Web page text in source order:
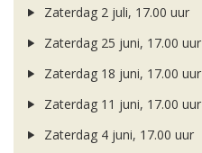
Zaterdag 2 juli, 17.00 uur
Zaterdag 25 juni, 17.00 uur
Zaterdag 18 juni, 17.00 uur
Zaterdag 11 juni, 17.00 uur
Zaterdag 4 juni, 17.00 uur